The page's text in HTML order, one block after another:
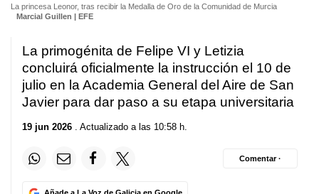
La princesa Leonor, tras recibir la Medalla de Oro de la Comunidad de Murcia
Marcial Guillen | EFE
La primogénita de Felipe VI y Letizia
concluirá oficialmente la instrucción el 10 de
julio en la Academia General del Aire de San
Javier para dar paso a su etapa universitaria
19 jun 2026 . Actualizado a las 10:58 h.
Comentar ·